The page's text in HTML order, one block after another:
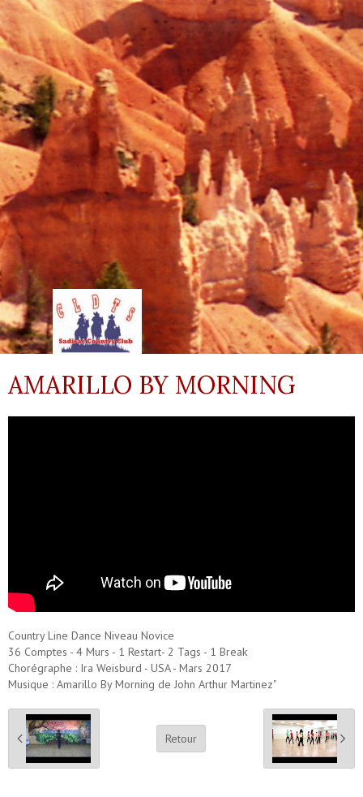
AMARILLO BY MORNING
Country Line Dance Niveau Novice
36 Comptes - 4 Murs - 1 Restart- 2 Tags - 1 Break
Chorégraphe : Ira Weisburd - USA - Mars 2017
Musique : Amarillo By Morning de John Arthur Martinez"
Retour